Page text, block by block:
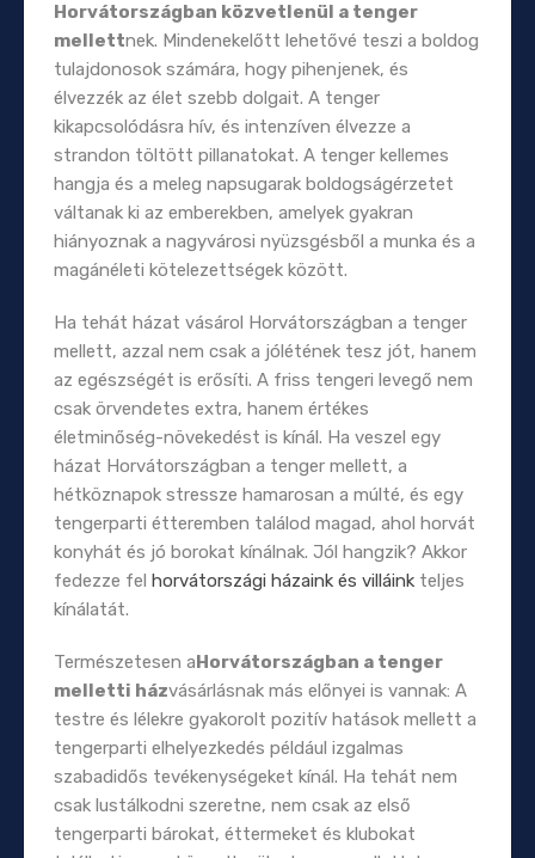
Horvátországban közvetlenül a tenger
mellettnek. Mindenekelőtt lehetővé teszi a boldog
tulajdonosok számára, hogy pihenjenek, és
élvezzék az élet szebb dolgait. A tenger
kikapcsolódásra hív, és intenzíven élvezze a
strandon töltött pillanatokat. A tenger kellemes
hangja és a meleg napsugarak boldogságérzetet
váltanak ki az emberekben, amelyek gyakran
hiányoznak a nagyvárosi nyüzsgésből a munka és a
magánéleti kötelezettségek között.
Ha tehát házat vásárol Horvátországban a tenger
mellett, azzal nem csak a jólétének tesz jót, hanem
az egészségét is erősíti. A friss tengeri levegő nem
csak örvendetes extra, hanem értékes
életminőség-növekedést is kínál. Ha veszel egy
házat Horvátországban a tenger mellett, a
hétköznapok stressze hamarosan a múlté, és egy
tengerparti étteremben találod magad, ahol horvát
konyhát és jó borokat kínálnak. Jól hangzik? Akkor
fedezze fel horvátországi házaink és villáink teljes
kínálatát.
Természetesen aHorvátországban a tenger
melletti házvásárlásnak más előnyei is vannak: A
testre és lélekre gyakorolt ​​pozitív hatások mellett a
tengerparti elhelyezkedés például izgalmas
szabadidős tevékenységeket kínál. Ha tehát nem
csak lustálkodni szeretne, nem csak az első
tengerparti bárokat, éttermeket és klubokat